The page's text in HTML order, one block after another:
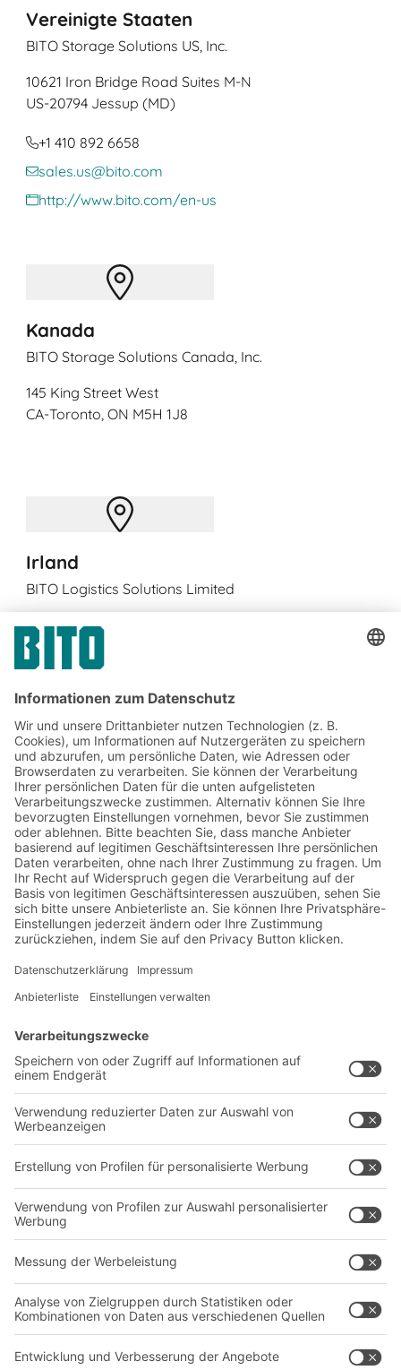
Vereinigte Staaten
BITO Storage Solutions US, Inc.
10621 Iron Bridge Road Suites M-N
US-20794 Jessup (MD)
+1 410 892 6658
sales.us@bito.com
http://www.bito.com/en-us
Kanada
BITO Storage Solutions Canada, Inc.
145 King Street West
CA-Toronto, ON M5H 1J8
Irland
BITO Logistics Solutions Limited
77 Lower Camden Street
IE-Dublin 2
https://www.bito.com/en-ie
Jetzt beim BITO Newsletter
anmelden:
Lager- & Logistiknews
Exklusive Rabatte
Neuheiten
Lösungen
Intralogistiklösungen
Behältersysteme
Regalsysteme
Transportsysteme
Beratung & Service
Kontaktformular
Unternehmen
Standorte weltweit
Produktionsstandorte
Follow us